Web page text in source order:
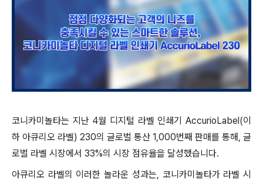
코니카미놀타는 지난 4월 디지털 라벨 인쇄기 AccurioLabel(이
하 아큐리오 라벨) 230의 글로벌 통산 1,000번째 판매를 통해, 글
로벌 라벨 시장에서 33%의 시장 점유율을 달성했습니다.
아큐리오 라벨의 이러한 놀라운 성과는, 코니카미놀타가 라벨 시